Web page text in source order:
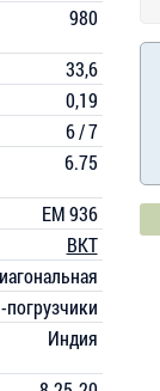
980
33,6
0,19
6 / 7
6.75
EM 936
BKT
Индия